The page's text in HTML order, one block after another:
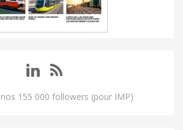
155 000 followers (pour IMP)